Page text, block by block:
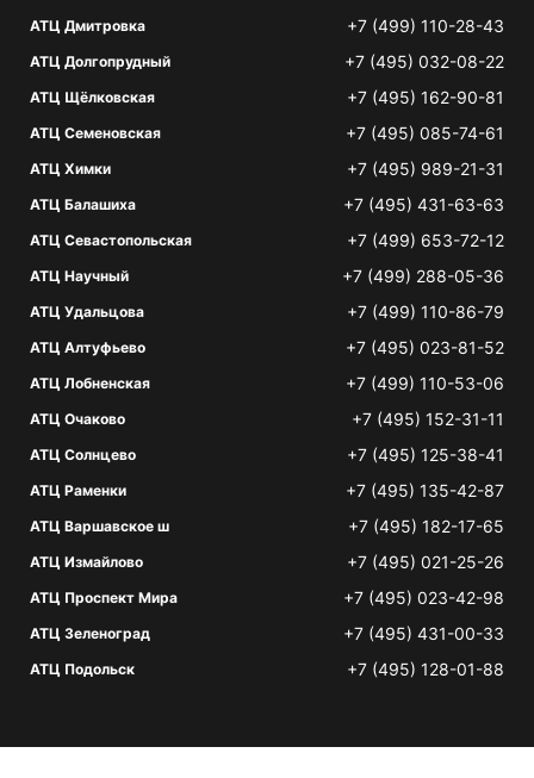
АТЦ Дмитровка +7 (499) 110-28-43
АТЦ Долгопрудный +7 (495) 032-08-22
АТЦ Щёлковская +7 (495) 162-90-81
АТЦ Семеновская +7 (495) 085-74-61
АТЦ Химки +7 (495) 989-21-31
АТЦ Балашиха +7 (495) 431-63-63
АТЦ Севастопольская +7 (499) 653-72-12
АТЦ Научный +7 (499) 288-05-36
АТЦ Удальцова +7 (499) 110-86-79
АТЦ Алтуфьево +7 (495) 023-81-52
АТЦ Лобненская +7 (499) 110-53-06
АТЦ Очаково +7 (495) 152-31-11
АТЦ Солнцево +7 (495) 125-38-41
АТЦ Раменки +7 (495) 135-42-87
АТЦ Варшавское ш +7 (495) 182-17-65
АТЦ Измайлово +7 (495) 021-25-26
АТЦ Проспект Мира +7 (495) 023-42-98
АТЦ Зеленоград +7 (495) 431-00-33
АТЦ Подольск +7 (495) 128-01-88